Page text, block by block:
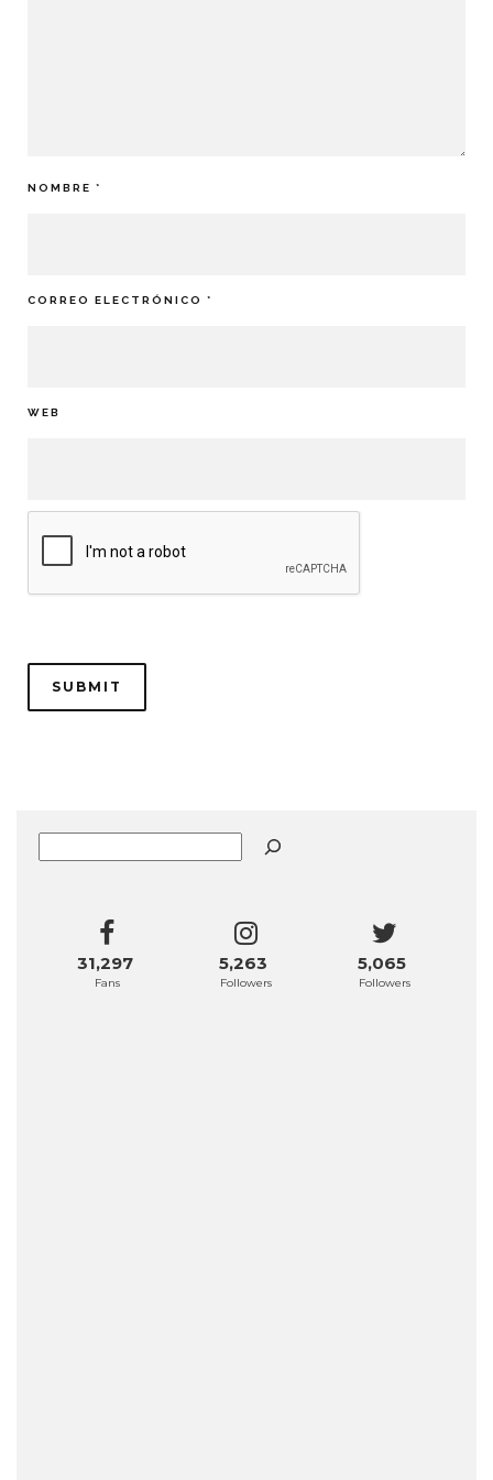
NOMBRE *
CORREO ELECTRÓNICO *
WEB
31,297
Fans
5,263
Followers
5,065
Followers